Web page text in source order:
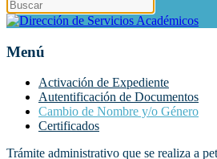
Menú
Activación de Expediente
Autentificación de Documentos
Cambio de Nombre y/o Género
Certificados
Trámite administrativo que se realiza a